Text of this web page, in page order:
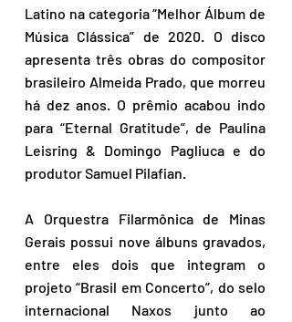
Latino na categoria “Melhor Álbum de
Música Clássica” de 2020. O disco
apresenta três obras do compositor
brasileiro Almeida Prado, que morreu
há dez anos. O prêmio acabou indo
para “Eternal Gratitude”, de Paulina
Leisring & Domingo Pagliuca e do
produtor Samuel Pilafian.
A Orquestra Filarmônica de Minas
Gerais possui nove álbuns gravados,
entre eles dois que integram o
projeto “Brasil em Concerto”, do selo
internacional Naxos junto ao